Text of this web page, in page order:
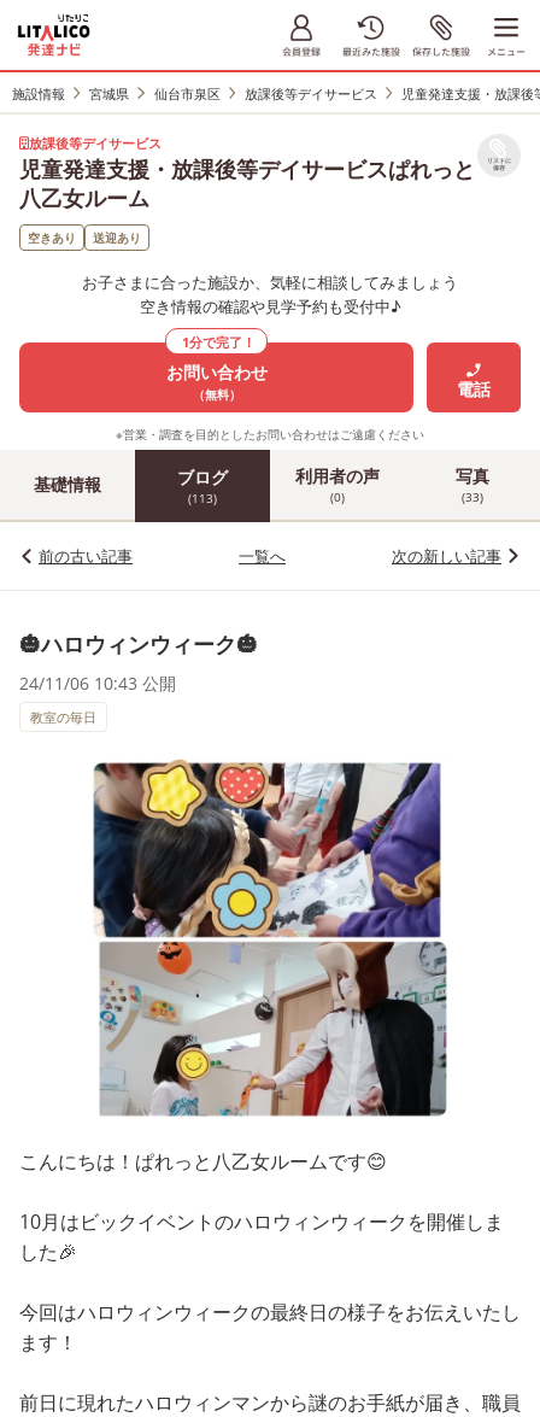
施設情報 宮城県 仙台市泉区 放課後等デイサービス 児童発達支援・放課
放課後等デイサービス
児童発達支援・放課後等デイサービスぱれっと
八乙女ルーム
リストに
保存
空きあり 送迎あり
お子さまに合った施設か、気軽に相談してみましょう
空き情報の確認や見学予約も受付中♪
1分で完了！
お問い合わせ
（無料） 電話
※営業・調査を目的としたお問い合わせはご遠慮ください
基礎情報 ブログ
(113)
利用者の声
(0)
写真
(33)
前の古い記事 一覧へ 次の新しい記事
🎃ハロウィンウィーク🎃
24/11/06 10:43 公開
教室の毎日
こんにちは！ぱれっと八乙女ルームです😊
10月はビックイベントのハロウィンウィークを開催しま
した🎉
今回はハロウィンウィークの最終日の様子をお伝えいたし
ます！
前日に現れたハロウィンマンから謎のお手紙が届き、職員